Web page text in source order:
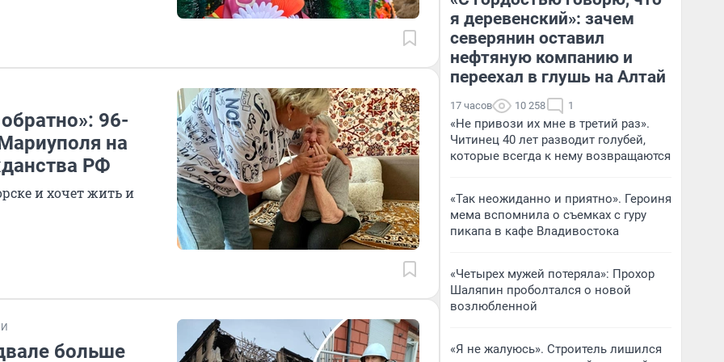
96-
на
РФ
и хочет жить и
больше
я деревенский»: зачем
северянин оставил
нефтяную компанию и
переехал в глушь на Алтай
17 часов 10 258 1
«Не привози их мне в третий раз».
Читинец 40 лет разводит голубей,
которые всегда к нему возвращаются
«Так неожиданно и приятно». Героиня
мема вспомнила о съемках с гуру
пикапа в кафе Владивостока
«Четырех мужей потеряла»: Прохор
Шаляпин проболтался о новой
возлюбленной
«Я не жалуюсь». Строитель лишился